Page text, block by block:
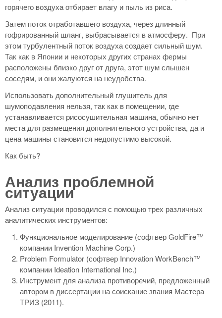
горячего воздуха отбирает влагу и пыль из риса.
Затем поток отработавшего воздуха, через длинный
гофрированный шланг, выбрасывается в атмосферу. При
этом турбулентный поток воздуха создает сильный шум.
Так как в Японии и некоторых других странах фермы
расположены близко друг от друга, этот шум слышен
соседям, и они жалуются на неудобства.
Использовать дополнительный глушитель для
шумоподавления нельзя, так как в помещении, где
устанавливается рисосушительная машина, обычно нет
места для размещения дополнительного устройства, да и
цена машины становится недопустимо высокой.
Как быть?
Анализ проблемной
ситуации
Анализ ситуации проводился с помощью трех различных
аналитических инструментов:
Функциональное моделирование (софтвер GoldFire™
компании Invention Machine Corp.)
Problem Formulator (софтвер Innovation WorkBench™
компании Ideation International Inc.)
Инструмент для анализа противоречий, предложенный
автором в диссертации на соискание звания Мастера
ТРИЗ (2011).